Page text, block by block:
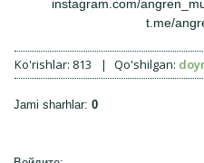
instagram.com/
t.me/
Ko'rishlar: 813 | Qo'shilgan:
Jami sharhlar: 0